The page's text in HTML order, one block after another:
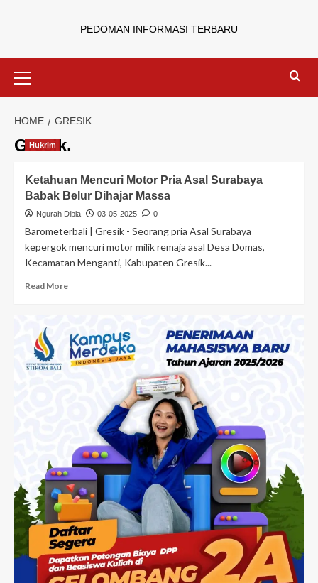
PEDOMAN INFORMASI TERBARU
HOME GRESIK.
Gresik.
Hukrim
Ketahuan Mencuri Motor Pria Asal Surabaya
Babak Belur Dihajar Massa
Ngurah Dibia 03-05-2025 0
Barometerbali | Gresik - Seorang pria Asal Surabaya
kepergok mencuri motor milik remaja asal Desa Domas,
Kecamatan Menganti, Kabupaten Gresik...
Read More